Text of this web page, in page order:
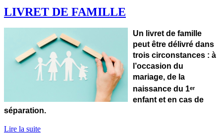
LIVRET DE FAMILLE
Un livret de famille
peut être délivré dans
trois circonstances : à
l’occasion du
mariage, de la
naissance du 1er
enfant et en cas de
séparation.
Lire la suite